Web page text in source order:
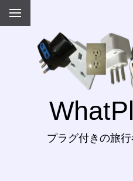
プラグ付きの旅